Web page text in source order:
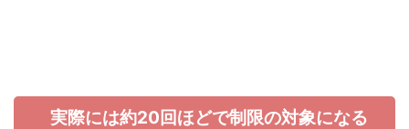
実際には約20回ほどで制限の対象になる